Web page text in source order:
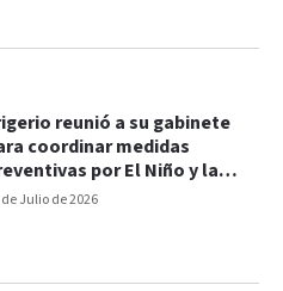
Julio de 2026
reunió a su gabinete
coordinar medidas
por El Niño y la
de los ríos